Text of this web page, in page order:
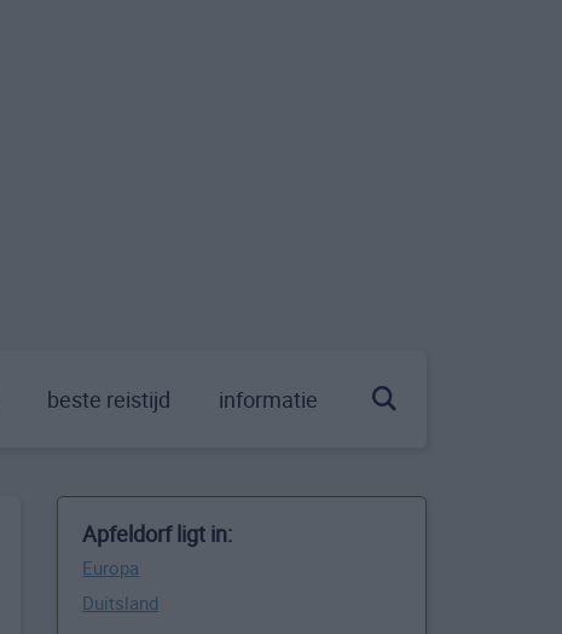
beste reistijd informatie
Apfeldorf ligt in:
Europa
Duitsland